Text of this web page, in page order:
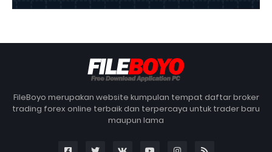
FileBoyo merupakan website kumpulan tempat daftar broker
trading forex online terbaik dan terpercaya untuk trader baru
maupun lama